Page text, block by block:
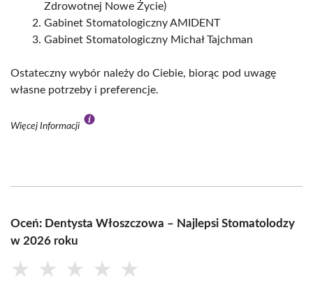
Zdrowotnej Nowe Życie)
Gabinet Stomatologiczny AMIDENT
Gabinet Stomatologiczny Michał Tajchman
Ostateczny wybór należy do Ciebie, biorąc pod uwagę
własne potrzeby i preferencje.
Więcej Informacji
Oceń: Dentysta Włoszczowa – Najlepsi Stomatolodzy
w 2026 roku
★ ★ ★ ★ ★